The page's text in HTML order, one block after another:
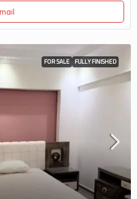
FOR SALE FULLY FINISHED